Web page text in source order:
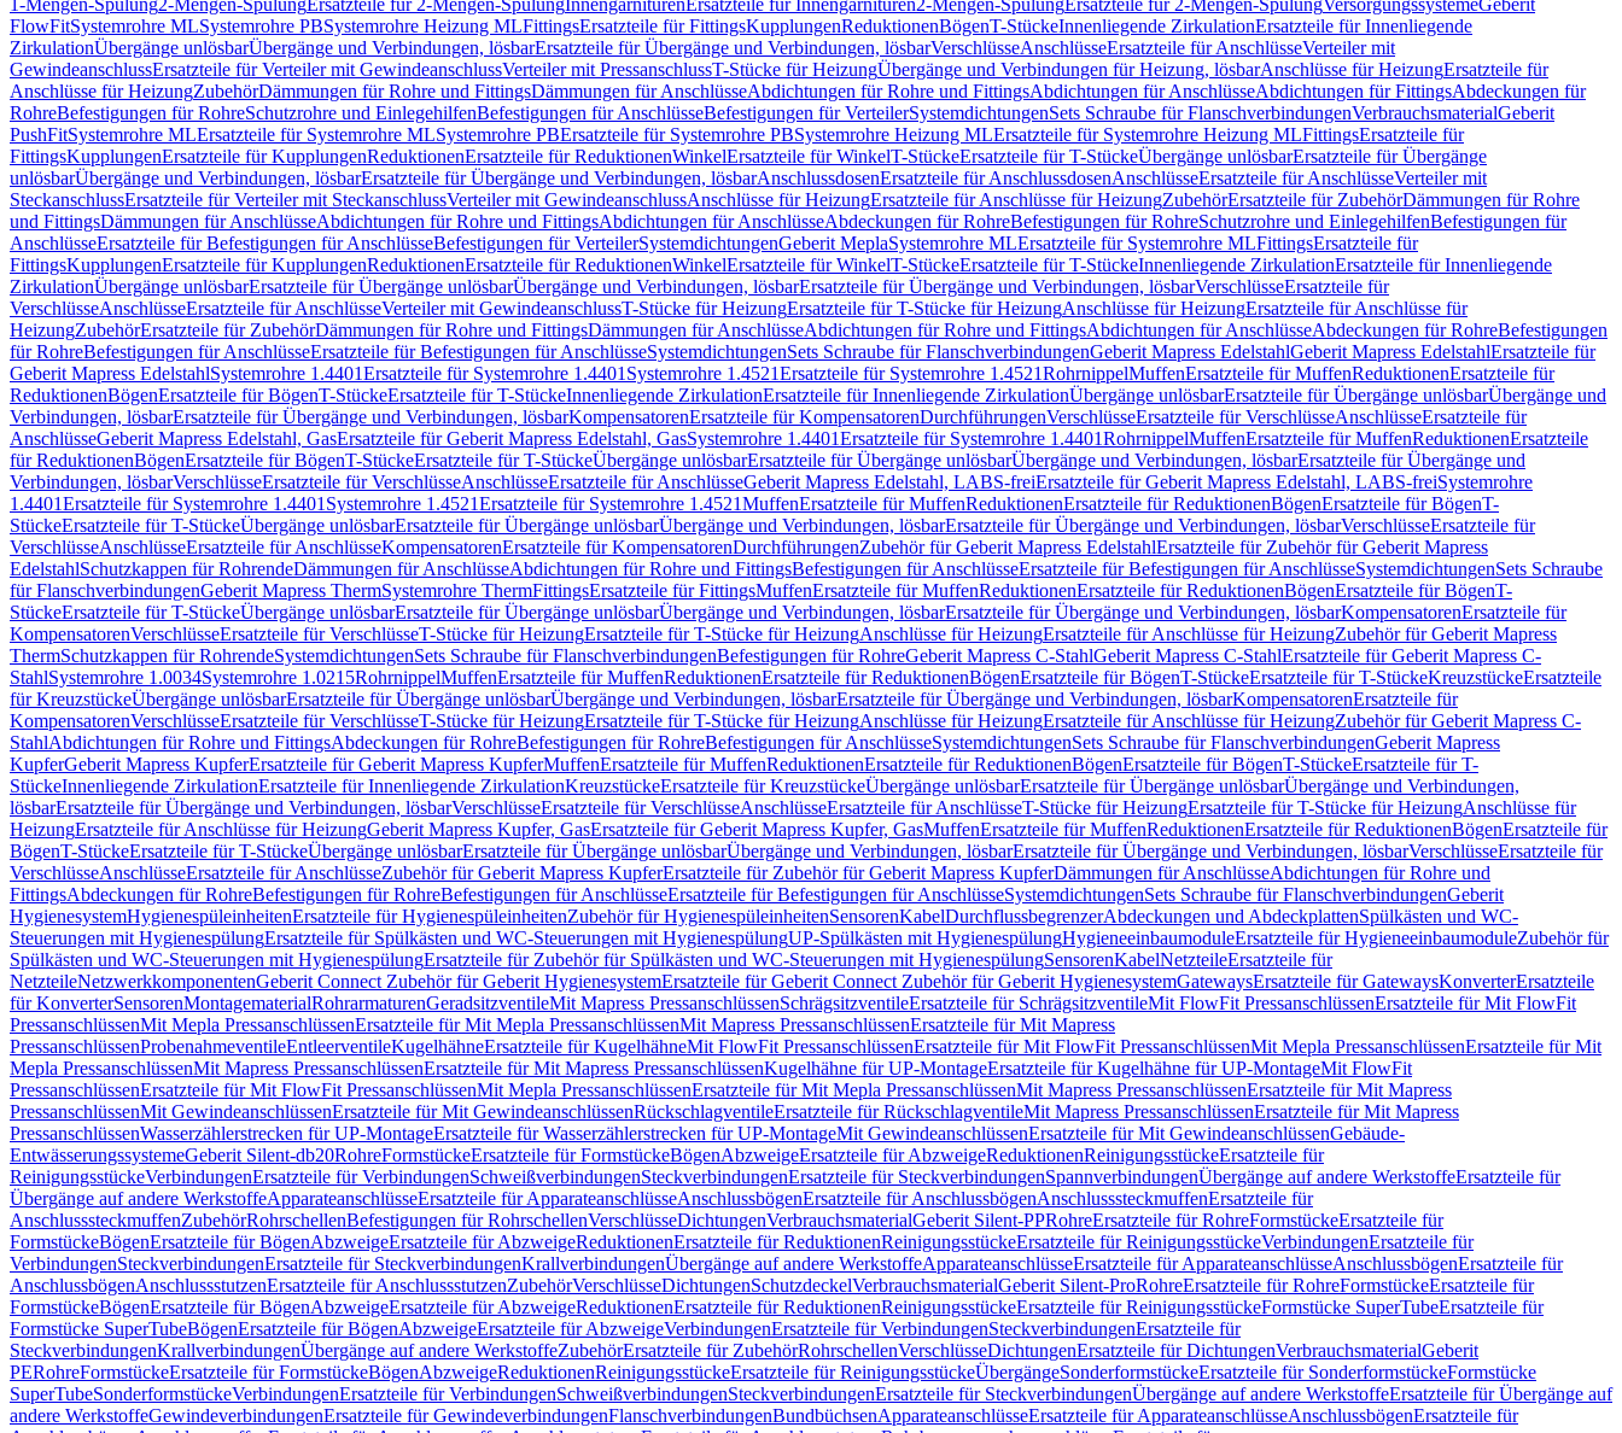
1-Mengen-Spülung2-Mengen-SpülungErsatzteile für 2-Mengen-SpülungInnengarniturenErsatzteile für Innengarnituren2-Mengen-SpülungErsatzteile für 2-Mengen-SpülungVersorgungssystemeGeberit
FlowFitSystemrohre MLSystemrohre PBSystemrohre Heizung MLFittingsErsatzteile für FittingsKupplungenReduktionenBögenT-StückeInnenliegende ZirkulationErsatzteile für Innenliegende
ZirkulationÜbergänge unlösbarÜbergänge und Verbindungen, lösbarErsatzteile für Übergänge und Verbindungen, lösbarVerschlüsseAnschlüsseErsatzteile für AnschlüsseVerteiler mit
GewindeanschlussErsatzteile für Verteiler mit GewindeanschlussVerteiler mit PressanschlussT-Stücke für HeizungÜbergänge und Verbindungen für Heizung, lösbarAnschlüsse für HeizungErsatzteile für
Anschlüsse für HeizungZubehörDämmungen für Rohre und FittingsDämmungen für AnschlüsseAbdichtungen für Rohre und FittingsAbdichtungen für AnschlüsseAbdichtungen für FittingsAbdeckungen für
RohreBefestigungen für RohreSchutzrohre und EinlegehilfenBefestigungen für AnschlüsseBefestigungen für VerteilerSystemdichtungenSets Schraube für FlanschverbindungenVerbrauchsmaterialGeberit
PushFitSystemrohre MLErsatzteile für Systemrohre MLSystemrohre PBErsatzteile für Systemrohre PBSystemrohre Heizung MLErsatzteile für Systemrohre Heizung MLFittingsErsatzteile für
FittingsKupplungenErsatzteile für KupplungenReduktionenErsatzteile für ReduktionenWinkelErsatzteile für WinkelT-StückeErsatzteile für T-StückeÜbergänge unlösbarErsatzteile für Übergänge
unlösbarÜbergänge und Verbindungen, lösbarErsatzteile für Übergänge und Verbindungen, lösbarAnschlussdosenErsatzteile für AnschlussdosenAnschlüsseErsatzteile für AnschlüsseVerteiler mit
SteckanschlussErsatzteile für Verteiler mit SteckanschlussVerteiler mit GewindeanschlussAnschlüsse für HeizungErsatzteile für Anschlüsse für HeizungZubehörErsatzteile für ZubehörDämmungen für Rohre
und FittingsDämmungen für AnschlüsseAbdichtungen für Rohre und FittingsAbdichtungen für AnschlüsseAbdeckungen für RohreBefestigungen für RohreSchutzrohre und EinlegehilfenBefestigungen für
AnschlüsseErsatzteile für Befestigungen für AnschlüsseBefestigungen für VerteilerSystemdichtungenGeberit MeplaSystemrohre MLErsatzteile für Systemrohre MLFittingsErsatzteile für
FittingsKupplungenErsatzteile für KupplungenReduktionenErsatzteile für ReduktionenWinkelErsatzteile für WinkelT-StückeErsatzteile für T-StückeInnenliegende ZirkulationErsatzteile für Innenliegende
ZirkulationÜbergänge unlösbarErsatzteile für Übergänge unlösbarÜbergänge und Verbindungen, lösbarErsatzteile für Übergänge und Verbindungen, lösbarVerschlüsseErsatzteile für
VerschlüsseAnschlüsseErsatzteile für AnschlüsseVerteiler mit GewindeanschlussT-Stücke für HeizungErsatzteile für T-Stücke für HeizungAnschlüsse für HeizungErsatzteile für Anschlüsse für
HeizungZubehörErsatzteile für ZubehörDämmungen für Rohre und FittingsDämmungen für AnschlüsseAbdichtungen für Rohre und FittingsAbdichtungen für AnschlüsseAbdeckungen für RohreBefestigungen
für RohreBefestigungen für AnschlüsseErsatzteile für Befestigungen für AnschlüsseSystemdichtungenSets Schraube für FlanschverbindungenGeberit Mapress EdelstahlGeberit Mapress EdelstahlErsatzteile für
Geberit Mapress EdelstahlSystemrohre 1.4401Ersatzteile für Systemrohre 1.4401 Systemrohre 1.4521Ersatzteile für Systemrohre 1.4521RohrnippelMuffenErsatzteile für MuffenReduktionenErsatzteile für
ReduktionenBögenErsatzteile für BögenT-StückeErsatzteile für T-StückeInnenliegende ZirkulationErsatzteile für Innenliegende ZirkulationÜbergänge unlösbarErsatzteile für Übergänge unlösbarÜbergänge und
Verbindungen, lösbarErsatzteile für Übergänge und Verbindungen, lösbarKompensatorenErsatzteile für KompensatorenDurchführungenVerschlüsseErsatzteile für VerschlüsseAnschlüsseErsatzteile für
AnschlüsseGeberit Mapress Edelstahl, GasErsatzteile für Geberit Mapress Edelstahl, GasSystemrohre 1.4401Ersatzteile für Systemrohre 1.4401RohrnippelMuffenErsatzteile für MuffenReduktionenErsatzteile
für ReduktionenBögenErsatzteile für BögenT-StückeErsatzteile für T-StückeÜbergänge unlösbarErsatzteile für Übergänge unlösbarÜbergänge und Verbindungen, lösbarErsatzteile für Übergänge und
Verbindungen, lösbarVerschlüsseErsatzteile für VerschlüsseAnschlüsseErsatzteile für AnschlüsseGeberit Mapress Edelstahl, LABS-freiErsatzteile für Geberit Mapress Edelstahl, LABS-freiSystemrohre
1.4401Ersatzteile für Systemrohre 1.4401 Systemrohre 1.4521Ersatzteile für Systemrohre 1.4521MuffenErsatzteile für MuffenReduktionenErsatzteile für ReduktionenBögenErsatzteile für BögenT-
StückeErsatzteile für T-StückeÜbergänge unlösbarErsatzteile für Übergänge unlösbarÜbergänge und Verbindungen, lösbarErsatzteile für Übergänge und Verbindungen, lösbarVerschlüsseErsatzteile für
VerschlüsseAnschlüsseErsatzteile für AnschlüsseKompensatorenErsatzteile für KompensatorenDurchführungenZubehör für Geberit Mapress EdelstahlErsatzteile für Zubehör für Geberit Mapress
EdelstahlSchutzkappen für RohrendeDämmungen für AnschlüsseAbdichtungen für Rohre und FittingsBefestigungen für AnschlüsseErsatzteile für Befestigungen für AnschlüsseSystemdichtungenSets Schraube
für FlanschverbindungenGeberit Mapress ThermSystemrohre ThermFittingsErsatzteile für FittingsMuffenErsatzteile für MuffenReduktionenErsatzteile für ReduktionenBögenErsatzteile für BögenT-
StückeErsatzteile für T-StückeÜbergänge unlösbarErsatzteile für Übergänge unlösbarÜbergänge und Verbindungen, lösbarErsatzteile für Übergänge und Verbindungen, lösbarKompensatorenErsatzteile für
KompensatorenVerschlüsseErsatzteile für VerschlüsseT-Stücke für HeizungErsatzteile für T-Stücke für HeizungAnschlüsse für HeizungErsatzteile für Anschlüsse für HeizungZubehör für Geberit Mapress
ThermSchutzkappen für RohrendeSystemdichtungenSets Schraube für FlanschverbindungenBefestigungen für RohreGeberit Mapress C-StahlGeberit Mapress C-StahlErsatzteile für Geberit Mapress C-
StahlSystemrohre 1.0034Systemrohre 1.0215RohrnippelMuffenErsatzteile für MuffenReduktionenErsatzteile für ReduktionenBögenErsatzteile für BögenT-StückeErsatzteile für T-StückeKreuzstückeErsatzteile
für KreuzstückeÜbergänge unlösbarErsatzteile für Übergänge unlösbarÜbergänge und Verbindungen, lösbarErsatzteile für Übergänge und Verbindungen, lösbarKompensatorenErsatzteile für
KompensatorenVerschlüsseErsatzteile für VerschlüsseT-Stücke für HeizungErsatzteile für T-Stücke für HeizungAnschlüsse für HeizungErsatzteile für Anschlüsse für HeizungZubehör für Geberit Mapress C-
StahlAbdichtungen für Rohre und FittingsAbdeckungen für RohreBefestigungen für RohreBefestigungen für AnschlüsseSystemdichtungenSets Schraube für FlanschverbindungenGeberit Mapress
KupferGeberit Mapress KupferErsatzteile für Geberit Mapress KupferMuffenErsatzteile für MuffenReduktionenErsatzteile für ReduktionenBögenErsatzteile für BögenT-StückeErsatzteile für T-
StückeInnenliegende ZirkulationErsatzteile für Innenliegende ZirkulationKreuzstückeErsatzteile für KreuzstückeÜbergänge unlösbarErsatzteile für Übergänge unlösbarÜbergänge und Verbindungen,
lösbarErsatzteile für Übergänge und Verbindungen, lösbarVerschlüsseErsatzteile für VerschlüsseAnschlüsseErsatzteile für AnschlüsseT-Stücke für HeizungErsatzteile für T-Stücke für HeizungAnschlüsse für
HeizungErsatzteile für Anschlüsse für HeizungGeberit Mapress Kupfer, GasErsatzteile für Geberit Mapress Kupfer, GasMuffenErsatzteile für MuffenReduktionenErsatzteile für ReduktionenBögenErsatzteile für
BögenT-StückeErsatzteile für T-StückeÜbergänge unlösbarErsatzteile für Übergänge unlösbarÜbergänge und Verbindungen, lösbarErsatzteile für Übergänge und Verbindungen, lösbarVerschlüsseErsatzteile für
VerschlüsseAnschlüsseErsatzteile für AnschlüsseZubehör für Geberit Mapress KupferErsatzteile für Zubehör für Geberit Mapress KupferDämmungen für AnschlüsseAbdichtungen für Rohre und
FittingsAbdeckungen für RohreBefestigungen für RohreBefestigungen für AnschlüsseErsatzteile für Befestigungen für AnschlüsseSystemdichtungenSets Schraube für FlanschverbindungenGeberit
HygienesystemHygienespüleinheitenErsatzteile für HygienespüleinheitenZubehör für HygienespüleinheitenSensorenKabelDurchflussbegrenzerAbdeckungen und AbdeckplattenSpülkästen und WC-
Steuerungen mit HygienespülungErsatzteile für Spülkästen und WC-Steuerungen mit HygienespülungUP-Spülkästen mit HygienespülungHygieneeinbaumoduleErsatzteile für HygieneeinbaumoduleZubehör für
Spülkästen und WC-Steuerungen mit HygienespülungErsatzteile für Zubehör für Spülkästen und WC-Steuerungen mit HygienespülungSensorenKabelNetzteileErsatzteile für
NetzteileNetzwerkkomponentenGeberit Connect Zubehör für Geberit HygienesystemErsatzteile für Geberit Connect Zubehör für Geberit HygienesystemGatewaysErsatzteile für GatewaysKonverterErsatzteile
für KonverterSensorenMontagematerialRohrarmaturenGeradsitzventileMit Mapress PressanschlüssenSchrägsitzventileErsatzteile für SchrägsitzventileMit FlowFit PressanschlüssenErsatzteile für Mit FlowFit
PressanschlüssenMit Mepla PressanschlüssenErsatzteile für Mit Mepla PressanschlüssenMit Mapress PressanschlüssenErsatzteile für Mit Mapress
PressanschlüssenProbenahmeventileEntleerventileKugelhähneErsatzteile für KugelhähneMit FlowFit PressanschlüssenErsatzteile für Mit FlowFit PressanschlüssenMit Mepla PressanschlüssenErsatzteile für Mit
Mepla PressanschlüssenMit Mapress PressanschlüssenErsatzteile für Mit Mapress PressanschlüssenKugelhähne für UP-MontageErsatzteile für Kugelhähne für UP-MontageMit FlowFit
PressanschlüssenErsatzteile für Mit FlowFit PressanschlüssenMit Mepla PressanschlüssenErsatzteile für Mit Mepla PressanschlüssenMit Mapress PressanschlüssenErsatzteile für Mit Mapress
PressanschlüssenMit GewindeanschlüssenErsatzteile für Mit GewindeanschlüssenRückschlagventileErsatzteile für RückschlagventileMit Mapress PressanschlüssenErsatzteile für Mit Mapress
PressanschlüssenWasserzählerstrecken für UP-MontageErsatzteile für Wasserzählerstrecken für UP-MontageMit GewindeanschlüssenErsatzteile für Mit GewindeanschlüssenGebäude-
EntwässerungssystemeGeberit Silent-db20RohreFormstückeErsatzteile für FormstückeBögenAbzweigeErsatzteile für AbzweigeReduktionenReinigungsstückeErsatzteile für
ReinigungsstückeVerbindungenErsatzteile für VerbindungenSchweißverbindungenSteckverbindungenErsatzteile für SteckverbindungenSpannverbindungenÜbergänge auf andere WerkstoffeErsatzteile für
Übergänge auf andere WerkstoffeApparateanschlüsseErsatzteile für ApparateanschlüsseAnschlussbögenErsatzteile für AnschlussbögenAnschlusssteckmuffenErsatzteile für
AnschlusssteckmuffenZubehörRohrschellenBefestigungen für RohrschellenVerschlüsseDichtungenVerbrauchsmaterialGeberit Silent-PPRohreErsatzteile für RohreFormstückeErsatzteile für
FormstückeBögenErsatzteile für BögenAbzweigeErsatzteile für AbzweigeReduktionenErsatzteile für ReduktionenReinigungsstückeErsatzteile für ReinigungsstückeVerbindungenErsatzteile für
VerbindungenSteckverbindungenErsatzteile für SteckverbindungenKrallverbindungenÜbergänge auf andere WerkstoffeApparateanschlüsseErsatzteile für ApparateanschlüsseAnschlussbögenErsatzteile für
AnschlussbögenAnschlussstutzenErsatzteile für AnschlussstutzenZubehörVerschlüsseDichtungenSchutzdeckelVerbrauchsmaterialGeberit Silent-ProRohreErsatzteile für RohreFormstückeErsatzteile für
FormstückeBögenErsatzteile für BögenAbzweigeErsatzteile für AbzweigeReduktionenErsatzteile für ReduktionenReinigungsstückeErsatzteile für ReinigungsstückeFormstücke SuperTubeErsatzteile für
Formstücke SuperTubeBögenErsatzteile für BögenAbzweigeErsatzteile für AbzweigeVerbindungenErsatzteile für VerbindungenSteckverbindungenErsatzteile für
SteckverbindungenKrallverbindungenÜbergänge auf andere WerkstoffeZubehörErsatzteile für ZubehörRohrschellenVerschlüsseDichtungenErsatzteile für DichtungenVerbrauchsmaterialGeberit
PERohreFormstückeErsatzteile für FormstückeBögenAbzweigeReduktionenReinigungsstückeErsatzteile für ReinigungsstückeÜbergängeSonderformstückeErsatzteile für SonderformstückeFormstücke
SuperTubeSonderformstückeVerbindungenErsatzteile für VerbindungenSchweißverbindungenSteckverbindungenErsatzteile für SteckverbindungenÜbergänge auf andere WerkstoffeErsatzteile für Übergänge auf
andere WerkstoffeGewindeverbindungenErsatzteile für GewindeverbindungenFlanschverbindungenBundbüchsenApparateanschlüsseErsatzteile für ApparateanschlüsseAnschlussbögenErsatzteile für